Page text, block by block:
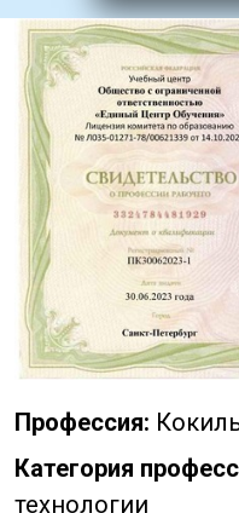
Профессия:
Категория
технологии